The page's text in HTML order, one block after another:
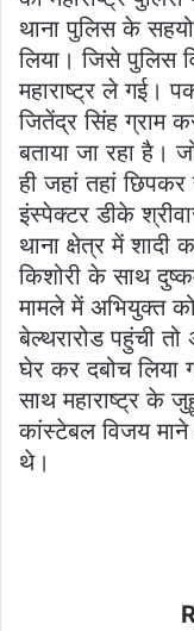
थाना पुलिस के
लिया। जिसे पुलिस
महाराष्ट्र ले गई।
जितेंद्र सिंह ग्राम
बताया जा रहा है।
ही जहां तहां
इंस्पेक्टर डीके
थाना क्षेत्र में शादी
किशोरी के साथ
मामले में अभियुक्त
बेल्थरारोड पहुंची
घेर कर दबोच लिया
साथ महाराष्ट्र के
कांस्टेबल विजय माने
थे।